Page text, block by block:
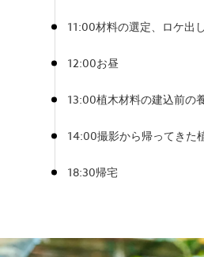
11:00材料の選定、ロケ出
12:00お昼
13:00植木材料の建込前の
14:00撮影から帰ってきた
18:30帰宅